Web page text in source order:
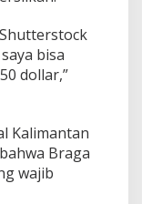
bisa
dollar,”
Kalimantan
Braga
wajib